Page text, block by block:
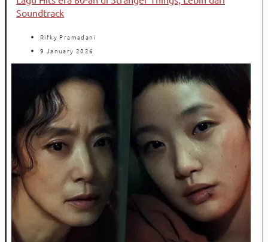
Soundtrack
Rifky Pramadani
9 January 2026